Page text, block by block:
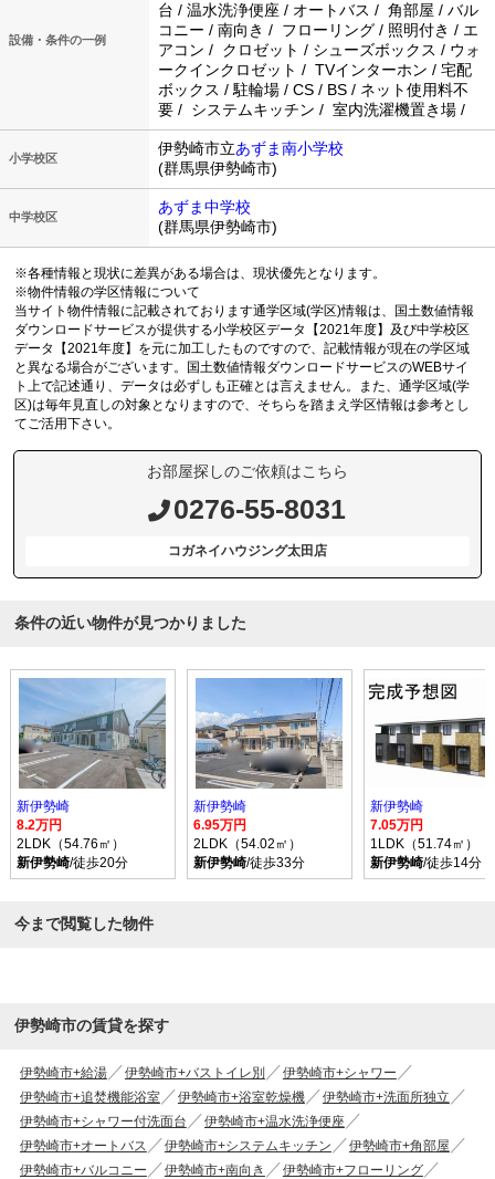
設備・条件の一例
台 / 温水洗浄便座 / オートバス / 角部屋 / バル
コニー / 南向き / フローリング / 照明付き / エ
アコン / クロゼット / シューズボックス / ウォ
ークインクロゼット / TVインターホン / 宅配
ボックス / 駐輪場 / CS / BS / ネット使用料不
要 / システムキッチン / 室内洗濯機置き場 /
小学校区
伊勢崎市立あずま南小学校
(群馬県伊勢崎市)
中学校区
あずま中学校
(群馬県伊勢崎市)
※各種情報と現状に差異がある場合は、現状優先となります。
※物件情報の学区情報について
当サイト物件情報に記載されております通学区域(学区)情報は、国土数値情報
ダウンロードサービスが提供する小学校区データ【2021年度】及び中学校区
データ【2021年度】を元に加工したものですので、記載情報が現在の学区域
と異なる場合がございます。国土数値情報ダウンロードサービスのWEBサイ
ト上で記述通り、データは必ずしも正確とは言えません。また、通学区域(学
区)は毎年見直しの対象となりますので、そちらを踏まえ学区情報は参考とし
てご活用下さい。
お部屋探しのご依頼はこちら
0276-55-8031
コガネイハウジング太田店
条件の近い物件が見つかりました
新伊勢崎
8.2万円
2LDK（54.76㎡）
新伊勢崎/徒歩20分
新伊勢崎
6.95万円
2LDK（54.02㎡）
新伊勢崎/徒歩33分
新伊勢崎
7.05万円
1LDK（51.74㎡）
新伊勢崎/徒歩14分
今まで閲覧した物件
伊勢崎市の賃貸を探す
伊勢崎市+給湯 伊勢崎市+バストイレ別
伊勢崎市+シャワー
伊勢崎市+追焚機能浴室
伊勢崎市+浴室乾燥機
伊勢崎市+洗面所独立
伊勢崎市+シャワー付洗面台
伊勢崎市+温水洗浄便座
伊勢崎市+オートバス
伊勢崎市+システムキッチン
伊勢崎市+角部屋
伊勢崎市+バルコニー
伊勢崎市+南向き
伊勢崎市+フローリング